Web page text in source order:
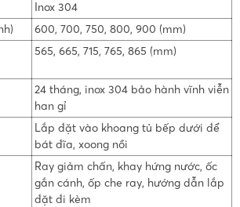
Inox 304
600, 700, 750, 800, 900 (mm)
565, 665, 715, 765, 865 (mm)
24 tháng, inox 304 bảo hành vĩnh viễn
han gỉ
Lắp đặt vào khoang tủ bếp dưới để
bát đĩa, xoong nồi
Ray giảm chấn, khay hứng nước, ốc
gắn cánh, ốp che ray, hướng dẫn lắp
đặt đi kèm